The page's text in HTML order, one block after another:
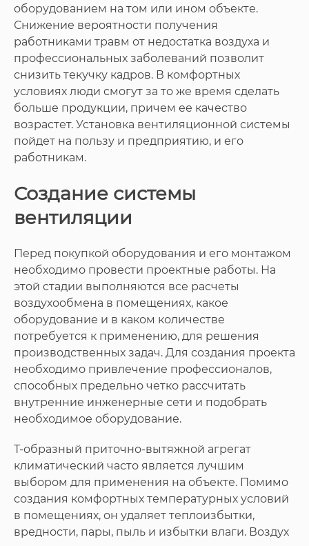
оборудованием на том или ином объекте.
Снижение вероятности получения
работниками травм от недостатка воздуха и
профессиональных заболеваний позволит
снизить текучку кадров. В комфортных
условиях люди смогут за то же время сделать
больше продукции, причем ее качество
возрастет. Установка вентиляционной системы
пойдет на пользу и предприятию, и его
работникам.
Создание системы
вентиляции
Перед покупкой оборудования и его монтажом
необходимо провести проектные работы. На
этой стадии выполняются все расчеты
воздухообмена в помещениях, какое
оборудование и в каком количестве
потребуется к применению, для решения
производственных задач. Для создания проекта
необходимо привлечение профессионалов,
способных предельно четко рассчитать
внутренние инженерные сети и подобрать
необходимое оборудование.
Т-образный приточно-вытяжной агрегат
климатический часто является лучшим
выбором для применения на объекте. Помимо
создания комфортных температурных условий
в помещениях, он удаляет теплоизбытки,
вредности, пары, пыль и избытки влаги. Воздух